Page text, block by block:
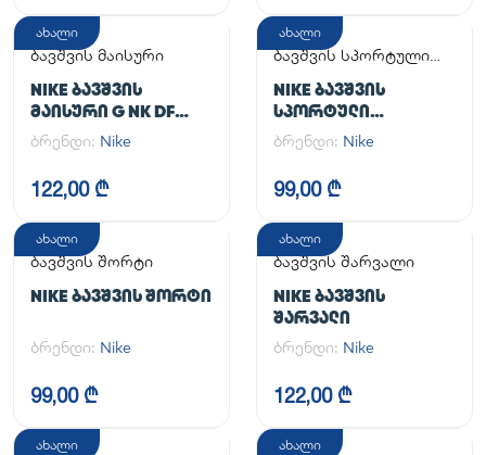
ახალი
ბავშვის მაისური
NIKE ᲑᲐᲕᲨᲕᲘᲡ
ᲛᲐᲘᲡᲣᲠᲘ G NK DF
ONE SS TOP
ბრენდი: Nike
122,00 ₾
ახალი
ბავშვის სპორტული
NIKE ᲑᲐᲕᲨᲕᲘᲡ
ᲡᲞᲝᲠᲢᲣᲚᲘ
ᲙᲝᲛᲞᲚᲔᲥᲢᲘ
ბრენდი: Nike
99,00 ₾
ახალი
ბავშვის შორტი
NIKE ᲑᲐᲕᲨᲕᲘᲡ ᲨᲝᲠᲢᲘ
ბრენდი: Nike
99,00 ₾
ახალი
ბავშვის შარვალი
NIKE ᲑᲐᲕᲨᲕᲘᲡ
ᲨᲐᲠᲕᲐᲚᲘ
ბრენდი: Nike
122,00 ₾
ახალი ახალი